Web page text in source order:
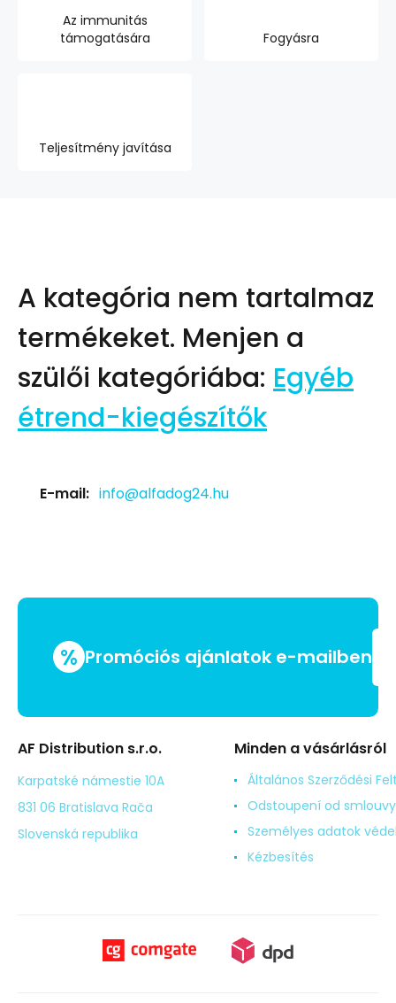
Az immunitás
támogatására
Fogyásra
Teljesítmény javítása
A kategória nem tartalmaz
termékeket. Menjen a
szülői kategóriába: Egyéb
étrend-kiegészítők
E-mail: info@alfadog24.hu
% Promóciós ajánlatok e-mailben
AF Distribution s.r.o.
Karpatské námestie 10A
831 06 Bratislava Rača
Slovenská republika
Minden a vásárlásról
Általános Szerződési
Odstoupení od smlouvy
Személyes adatok
Kézbesítés